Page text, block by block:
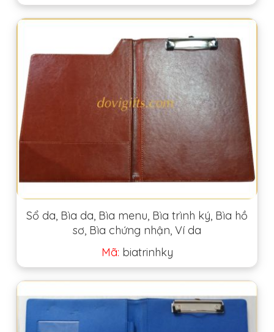
Sổ da, Bìa da, Bìa menu, Bìa trình ký, Bìa hồ
sơ, Bìa chứng nhận, Ví da
Mã: biatrinhky